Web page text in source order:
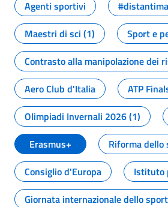
Agenti sportivi
Maestri di sci (1)
Sport e
Contrasto alla manipolazione dei
Aero Club d'Italia
ATP
Olimpiadi Invernali 2026 (1)
Erasmus+
Riforma dello
Consiglio d'Europa
Istituto
Giornata internazionale dello